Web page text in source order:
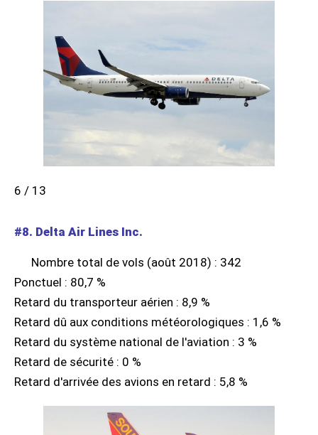
6 / 13
#8. Delta Air Lines Inc.
Nombre total de vols (août 2018) : 342
Ponctuel : 80,7 %
Retard du transporteur aérien : 8,9 %
Retard dû aux conditions météorologiques : 1,6 %
Retard du système national de l'aviation : 3 %
Retard de sécurité : 0 %
Retard d'arrivée des avions en retard : 5,8 %